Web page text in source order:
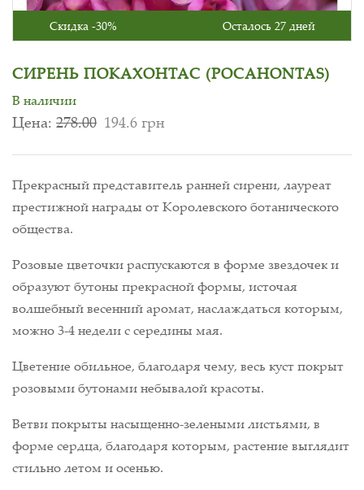
Скидка -30% Осталось 27 дней
СИРЕНЬ ПОКАХОНТАС (POCAHONTAS)
В наличии
Цена: 278.00 194.6 грн
Прекрасный представитель ранней сирени, лауреат
престижной награды от Королевского ботанического
общества.
Розовые цветочки распускаются в форме звездочек и
образуют бутоны прекрасной формы, источая
волшебный весенний аромат, наслаждаться которым,
можно 3-4 недели с середины мая.
Цветение обильное, благодаря чему, весь куст покрыт
розовыми бутонами небывалой красоты.
Ветви покрыты насыщенно-зелеными листьями, в
форме сердца, благодаря которым, растение выглядит
стильно летом и осенью.